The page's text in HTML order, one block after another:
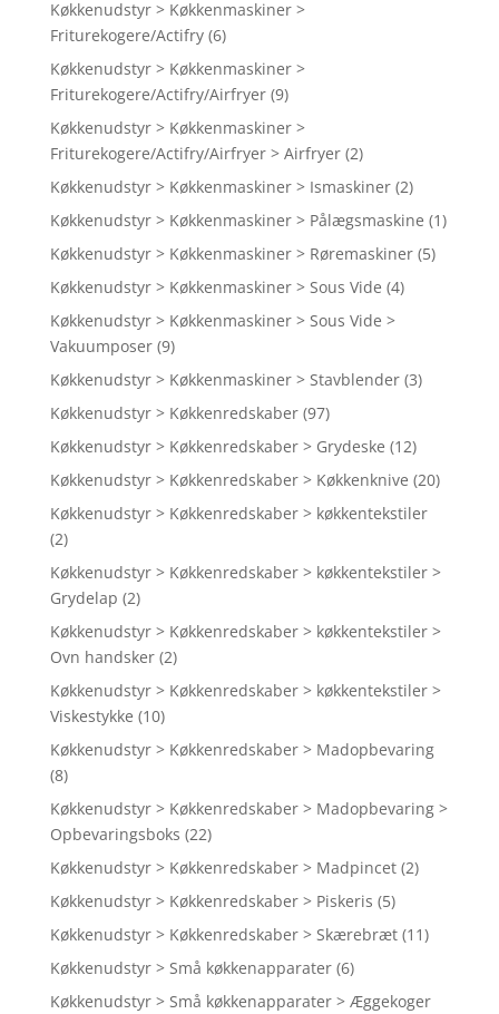
Køkkenudstyr > Køkkenmaskiner >
Friturekogere/Actifry (6)
Køkkenudstyr > Køkkenmaskiner >
Friturekogere/Actifry/Airfryer (9)
Køkkenudstyr > Køkkenmaskiner >
Friturekogere/Actifry/Airfryer > Airfryer (2)
Køkkenudstyr > Køkkenmaskiner > Ismaskiner (2)
Køkkenudstyr > Køkkenmaskiner > Pålægsmaskine (1)
Køkkenudstyr > Køkkenmaskiner > Røremaskiner (5)
Køkkenudstyr > Køkkenmaskiner > Sous Vide (4)
Køkkenudstyr > Køkkenmaskiner > Sous Vide >
Vakuumposer (9)
Køkkenudstyr > Køkkenmaskiner > Stavblender (3)
Køkkenudstyr > Køkkenredskaber (97)
Køkkenudstyr > Køkkenredskaber > Grydeske (12)
Køkkenudstyr > Køkkenredskaber > Køkkenknive (20)
Køkkenudstyr > Køkkenredskaber > køkkentekstiler
(2)
Køkkenudstyr > Køkkenredskaber > køkkentekstiler >
Grydelap (2)
Køkkenudstyr > Køkkenredskaber > køkkentekstiler >
Ovn handsker (2)
Køkkenudstyr > Køkkenredskaber > køkkentekstiler >
Viskestykke (10)
Køkkenudstyr > Køkkenredskaber > Madopbevaring
(8)
Køkkenudstyr > Køkkenredskaber > Madopbevaring >
Opbevaringsboks (22)
Køkkenudstyr > Køkkenredskaber > Madpincet (2)
Køkkenudstyr > Køkkenredskaber > Piskeris (5)
Køkkenudstyr > Køkkenredskaber > Skærebræt (11)
Køkkenudstyr > Små køkkenapparater (6)
Køkkenudstyr > Små køkkenapparater > Æggekoger